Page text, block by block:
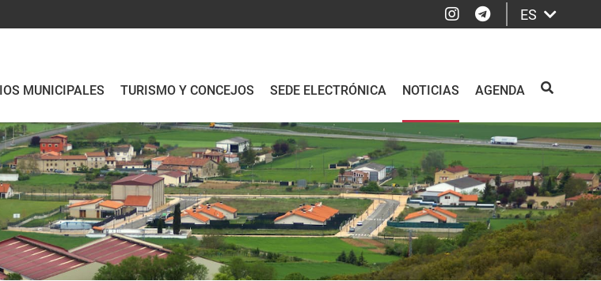
Instagram
Telegram
ES
MUNICIPALES TURISMO Y CONCEJOS SEDE ELECTRÓNICA NOTICIAS AGENDA BUSCAR